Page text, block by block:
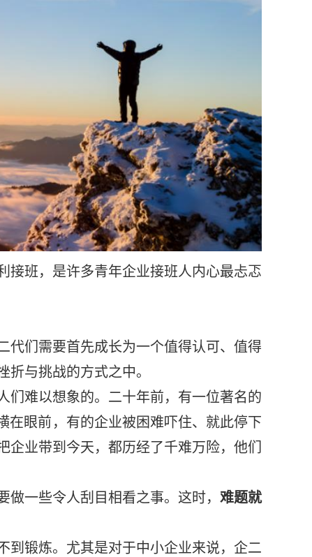
班，是许多青年企业接班人内心最忐忑
代们需要首先成长为一个值得认可、值得
与挑战的方式之中。
难以想象的。二十年前，有一位著名的
在眼前，有的企业被困难吓住、就此停下
业带到今天，都历经了千难万险，他们
一些令人刮目相看之事。这时， 难题就
锻炼。尤其是对于中小企业来说，企二